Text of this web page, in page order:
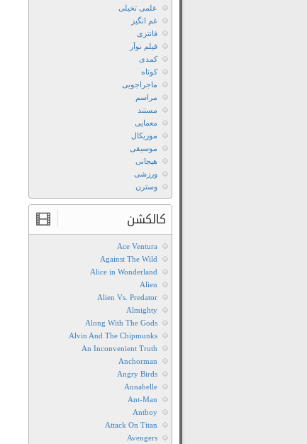
علمی تخیلی
غم انگیز
فانتزی
فیلم نوآر
کمدی
کوتاه
ماجراجویی
مراسم
مستند
معمایی
موزیکال
موسیقی
هیجانی
ورزشی
وسترن
کالکشن
Ace Ventura
Against The Wild
Alice in Wonderland
Alien
Alien Vs. Predator
Almighty
Along With The Gods
Alvin And The Chipmunks
An Inconvenient Truth
Anchorman
Angry Birds
Annabelle
Ant-Man
Antboy
Attack On Titan
Avengers